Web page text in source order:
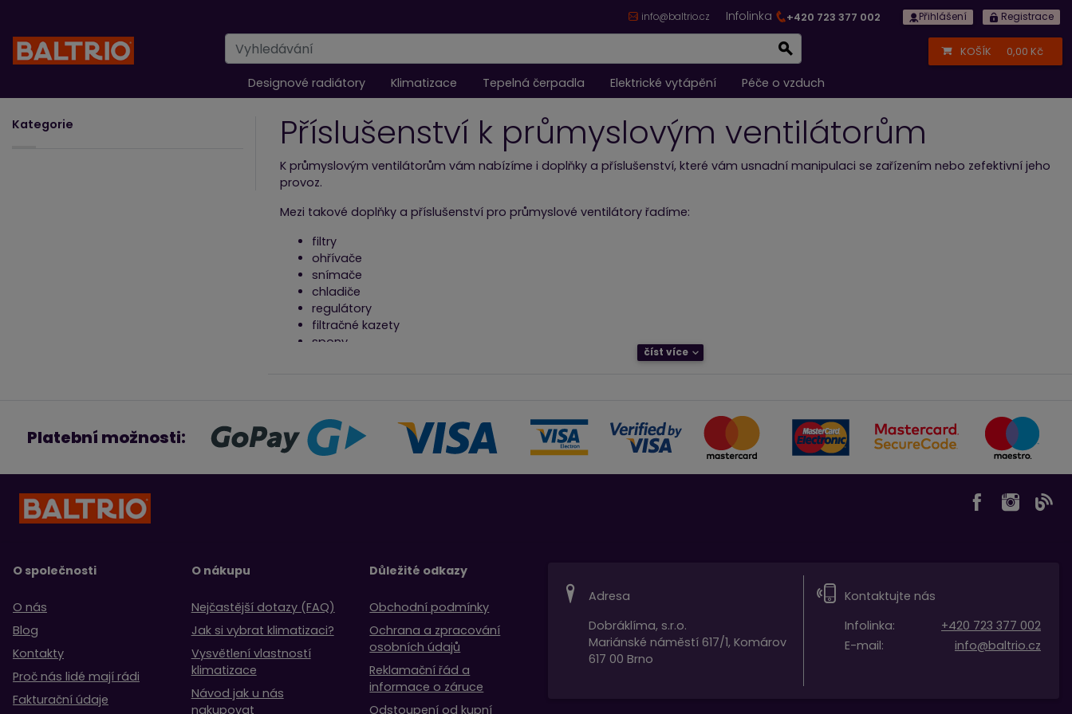
info@baltrio.cz Infolinka +420 723 377 002 Přihlášení Registrace
KOŠÍK 0,00 Kč
Designové radiátory Klimatizace Tepelná čerpadla Elektrické vytápění Péče o vzduch
Kategorie Příslušenství k průmyslovým ventilátorům
K průmyslovým ventilátorům vám nabízíme i doplňky a příslušenství, které vám usnadní manipulaci se zařízením nebo zefektivní jeho
provoz.
Mezi takové doplňky a příslušenství pro průmyslové ventilátory řadíme:
filtry
ohřívače
snímače
chladiče
regulátory
filtračné kazety
spony
Takže existují široké možnosti prostřednictvím dodatečného příslušenství, jak individuálně přizpůsobit a vylepšit efektivitu
průmyslového ventilátoru, aby dosahoval žádaného výsledku.
číst více
Platební možnosti:
O společnosti
O nás
Blog
Kontakty
Proč nás lidé mají rádi
Fakturační údaje
O nákupu
Nejčastější dotazy (FAQ)
Jak si vybrat klimatizaci?
Vysvětlení vlastností
klimatizace
Návod jak u nás
nakupovat
Důležité odkazy
Obchodní podmínky
Ochrana a zpracování
osobních údajů
Reklamační řád a
informace o záruce
Odstoupení od kupní
Adresa
Dobráklíma, s.r.o.
Mariánské náměstí 617/1, Komárov
617 00 Brno
Kontaktujte nás
Infolinka:
+420 723 377 002
E-mail:
info@baltrio.cz